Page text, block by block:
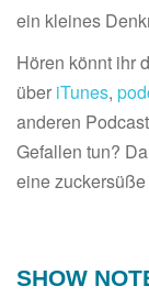
ein kleines
Hören könnt ihr
über iTunes,
anderen
Gefallen tun?
eine
SHOW